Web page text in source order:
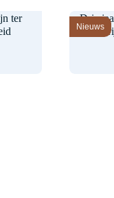
ter
Nieuws
Drie
een